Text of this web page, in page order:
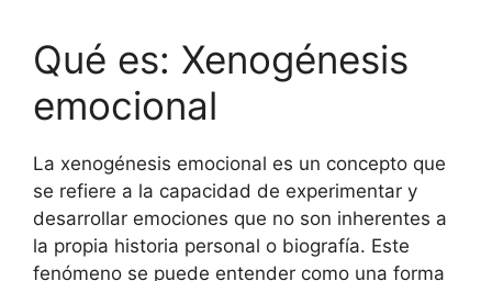
Qué es: Xenogénesis
emocional
La xenogénesis emocional es un concepto que
se refiere a la capacidad de experimentar y
desarrollar emociones que no son inherentes a
la propia historia personal o biografía. Este
fenómeno se puede entender como una forma